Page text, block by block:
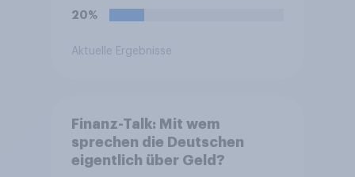
20%
Aktuelle Ergebnisse
Finanz-Talk: Mit wem
sprechen die Deutschen
eigentlich über Geld?